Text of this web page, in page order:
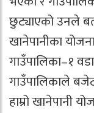
छुट्याएको उनले
खानेपानीका
गाउँपालिका–१
गाउँपालिकाले
हाम्रो खानेपानी